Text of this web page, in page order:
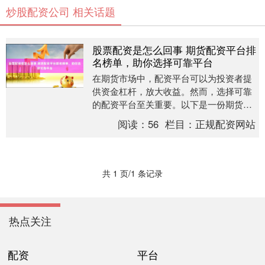
炒股配资公司 相关话题
股票配资是怎么回事 期货配资平台排
名榜单，助你选择可靠平台
在期货市场中，配资平台可以为投资者提
供资金杠杆，放大收益。然而，选择可靠
的配资平台至关重要。以下是一份期货配
资平台排名榜单，旨在帮助投资者做出明
智的选择： 首先....
阅读：56 栏目： 正规配资网站
共 1 页/1 条记录
热点关注
配资 平台